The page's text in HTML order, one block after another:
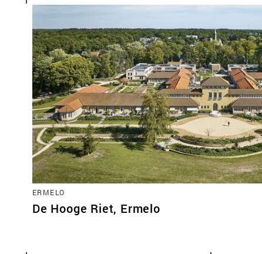
ERMELO
De Hooge Riet, Ermelo